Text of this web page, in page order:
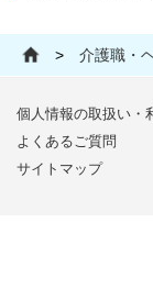
> 介護職・
個人情報の取扱い・
よくあるご質問
サイトマップ